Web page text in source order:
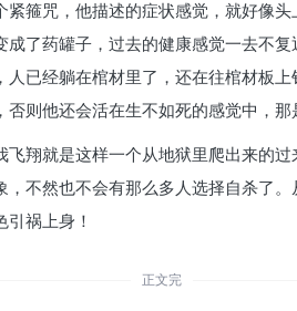
箍咒，他描述的症状感觉，就好像
了药罐子，过去的健康感觉一去不
已经躺在棺材里了，还在往棺材板
则他还会活在生不如死的感觉中，那
翔就是这样一个从地狱里爬出来的
不然也不会有那么多人选择自杀了
祸上身！
正文完